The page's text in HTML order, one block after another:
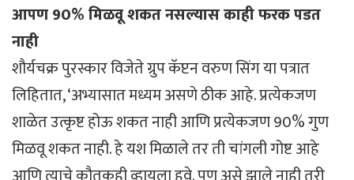
आपण 90% मिळवू शकत नसल्यास काही फरक पडत
नाही
शौर्यचक्र पुरस्कार विजेते ग्रुप कॅप्टन वरुण सिंग या पत्रात
लिहितात, ‘अभ्यासात मध्यम असणे ठीक आहे. प्रत्येकजण
शाळेत उत्कृष्ट होऊ शकत नाही आणि प्रत्येकजण 90% गुण
मिळवू शकत नाही. हे यश मिळाले तर ती चांगली गोष्ट आहे